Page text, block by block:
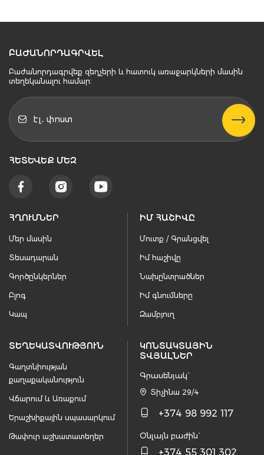
ԲԱԺԱՆՈՐԴԱԳՐՎԵԼ
Բաժանորդագրվեք զեղչերի և հատուկ առաջարկների մասին
տեղեկանալու համար։
ՀԵՏԵՒԵՔ ՄԵԶ
ՀՂՈՒՄՆԵՐ
Մեր մասին
Տեսադարան
Գործընկերներ
Բլոգ
Կապ
ԻՄ ՀԱՇԻՎԸ
Մուտք / Գրանցվել
Իմ հաշիվը
Նախընտրածներ
Իմ գնումները
Զամբյուղ
ՏԵՂԵԿԱՏՎՈՒԹՅՈՒՆ
Գաղտնիության
քաղաքականություն
Վճարում և Առաքում
Երաշխիքային սպասարկում
Թափուր աշխատատեղեր
ԿՈՆՏԱԿՏԱՅԻՆ
ՏՎՅԱԼՆԵՐ
Գրասենյակ`
Տիչինա 29/4
+374 98 992 117
Օնլայն բաժին`
+374 55 301 302